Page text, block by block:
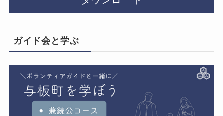
ガイド会と学ぶ